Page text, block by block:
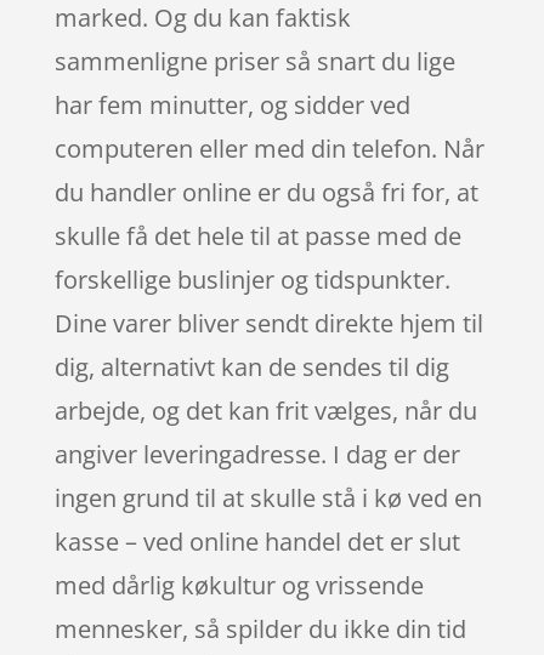
marked. Og du kan faktisk
sammenligne priser så snart du lige
har fem minutter, og sidder ved
computeren eller med din telefon. Når
du handler online er du også fri for, at
skulle få det hele til at passe med de
forskellige buslinjer og tidspunkter.
Dine varer bliver sendt direkte hjem til
dig, alternativt kan de sendes til dig
arbejde, og det kan frit vælges, når du
angiver leveringadresse. I dag er der
ingen grund til at skulle stå i kø ved en
kasse – ved online handel det er slut
med dårlig køkultur og vrissende
mennesker, så spilder du ikke din tid